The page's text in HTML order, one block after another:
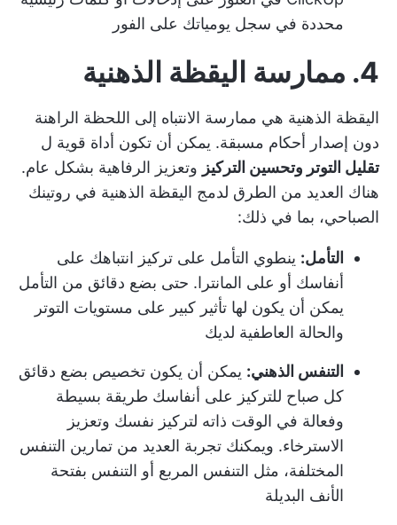
محددة في سجل يومياتك على الفور
4. ممارسة اليقظة الذهنية
اليقظة الذهنية هي ممارسة الانتباه إلى اللحظة الراهنة
دون إصدار أحكام مسبقة. يمكن أن تكون أداة قوية ل
تقليل التوتر وتحسين التركيز وتعزيز الرفاهية بشكل عام.
هناك العديد من الطرق لدمج اليقظة الذهنية في روتينك
الصباحي، بما في ذلك:
التأمل: ينطوي التأمل على تركيز انتباهك على
أنفاسك أو على المانترا. حتى بضع دقائق من التأمل
يمكن أن يكون لها تأثير كبير على مستويات التوتر
والحالة العاطفية لديك
التنفس الذهني: يمكن أن يكون تخصيص بضع دقائق
كل صباح للتركيز على أنفاسك طريقة بسيطة
وفعالة في الوقت ذاته لتركيز نفسك وتعزيز
الاسترخاء. ويمكنك تجربة العديد من تمارين التنفس
المختلفة، مثل التنفس المربع أو التنفس بفتحة
الأنف البديلة